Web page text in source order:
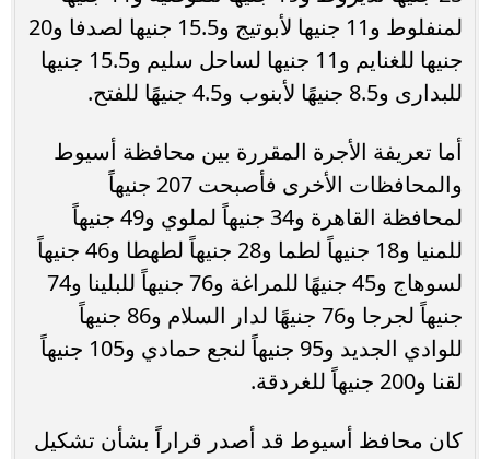
لمنفلوط و11 جنيها لأبوتيج و15.5 جنيها لصدفا و20
جنيها للغنايم و11 جنيها لساحل سليم و15.5 جنيها
للبدارى و8.5 جنيهًا لأبنوب و4.5 جنيهًا للفتح.
أما تعريفة الأجرة المقررة بين محافظة أسيوط
والمحافظات الأخرى فأصبحت 207 جنيهاً
لمحافظة القاهرة و34 جنيهاً لملوي و49 جنيهاً
للمنيا و18 جنيهاً لطما و28 جنيهاً لطهطا و46 جنيهاً
لسوهاج و45 جنيهًا للمراغة و76 جنيهاً للبلينا و74
جنيهاً لجرجا و76 جنيهًا لدار السلام و86 جنيهاً
للوادي الجديد و95 جنيهاً لنجع حمادي و105 جنيهاً
لقنا و200 جنيهاً للغردقة.
كان محافظ أسيوط قد أصدر قراراً بشأن تشكيل